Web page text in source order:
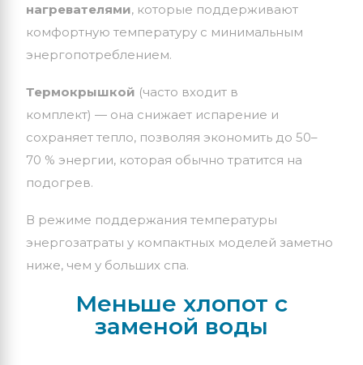
нагревателями, которые поддерживают
комфортную температуру с минимальным
энергопотреблением.
Термокрышкой (часто входит в
комплект) — она снижает испарение и
сохраняет тепло, позволяя экономить до 50–
70 % энергии, которая обычно тратится на
подогрев.
В режиме поддержания температуры
энергозатраты у компактных моделей заметно
ниже, чем у больших спа.
Меньше хлопот с
заменой воды